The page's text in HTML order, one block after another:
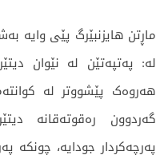
ماڕتن هایزنبێرگ پێی وایە
لە: پەتپەتێن لە نێوان
هەروەک پێشووتر لە
گەردوون رەقوتەقانە
پەرچەکردار جودایە، چونکە